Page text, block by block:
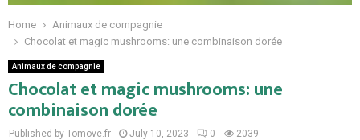
Home
Animaux de compagnie
Chocolat et magic mushrooms: une combinaison dorée
Animaux de compagnie
Chocolat et magic mushrooms: une
combinaison dorée
Published by Tomove.fr July 10, 2023 0 2039